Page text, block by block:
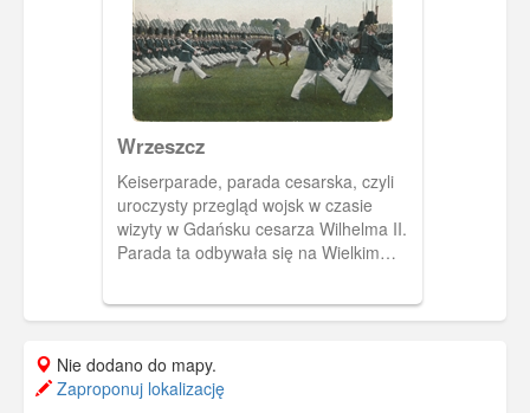
Wrzeszcz
Keiserparade, parada cesarska, czyli
uroczysty przegląd wojsk w czasie
wizyty w Gdańsku cesarza Wilhelma II.
Parada ta odbywała się na Wielkim
dzisiejszego osiedla Zaspa).
Nie dodano do mapy.
Zaproponuj lokalizację